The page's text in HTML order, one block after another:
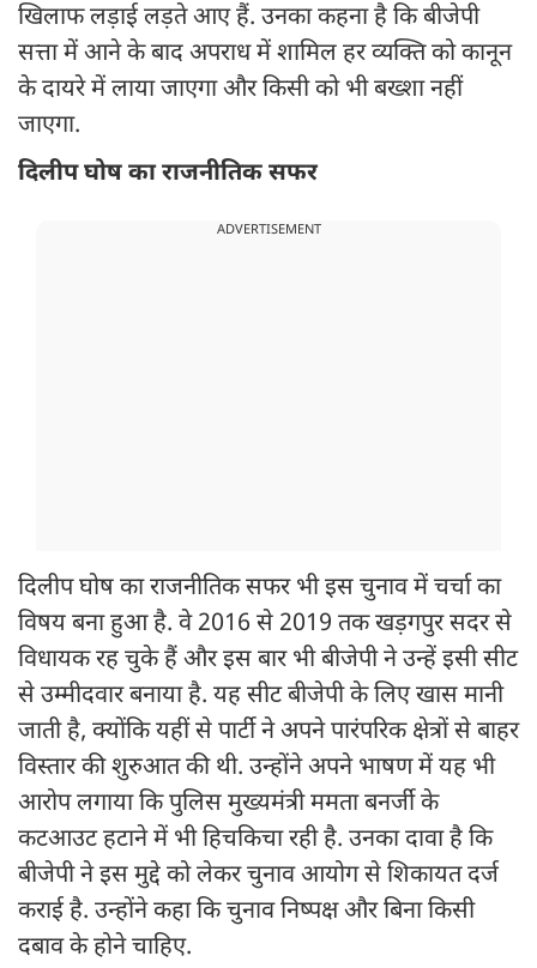
खिलाफ लड़ाई लड़ते आए हैं. उनका कहना है कि बीजेपी
सत्ता में आने के बाद अपराध में शामिल हर व्यक्ति को कानून
के दायरे में लाया जाएगा और किसी को भी बख्शा नहीं
जाएगा.
दिलीप घोष का राजनीतिक सफर
ADVERTISEMENT
दिलीप घोष का राजनीतिक सफर भी इस चुनाव में चर्चा का
विषय बना हुआ है. वे 2016 से 2019 तक खड़गपुर सदर से
विधायक रह चुके हैं और इस बार भी बीजेपी ने उन्हें इसी सीट
से उम्मीदवार बनाया है. यह सीट बीजेपी के लिए खास मानी
जाती है, क्योंकि यहीं से पार्टी ने अपने पारंपरिक क्षेत्रों से बाहर
विस्तार की शुरुआत की थी. उन्होंने अपने भाषण में यह भी
आरोप लगाया कि पुलिस मुख्यमंत्री ममता बनर्जी के
कटआउट हटाने में भी हिचकिचा रही है. उनका दावा है कि
बीजेपी ने इस मुद्दे को लेकर चुनाव आयोग से शिकायत दर्ज
कराई है. उन्होंने कहा कि चुनाव निष्पक्ष और बिना किसी
दबाव के होने चाहिए.